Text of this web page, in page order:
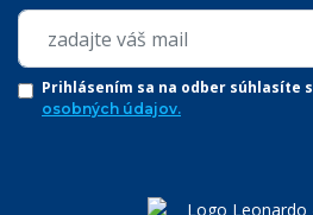
Prihlásením sa na odber súhlasíte s
osobných údajov.